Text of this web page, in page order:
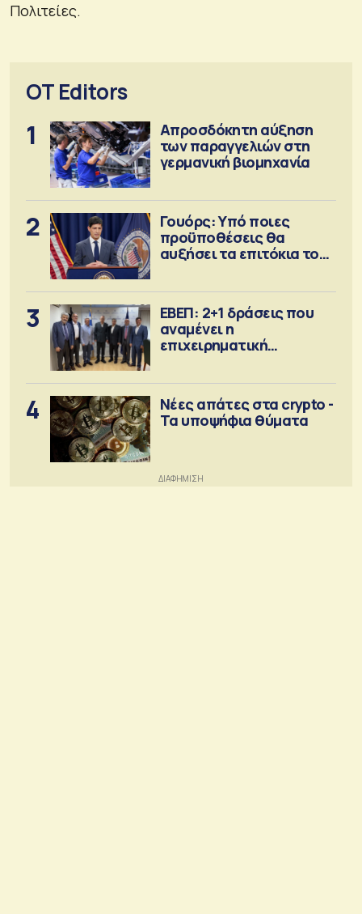
Πολιτείες.
OT Editors
1
Απροσδόκητη αύξηση
των παραγγελιών στη
γερμανική βιομηχανία
2
Γουόρς: Υπό ποιες
προϋποθέσεις θα
αυξήσει τα επιτόκια τον
3
ΕΒΕΠ: 2+1 δράσεις που
αναμένει η
επιχειρηματική
4
Νέες απάτες στα crypto -
Τα υποψήφια θύματα